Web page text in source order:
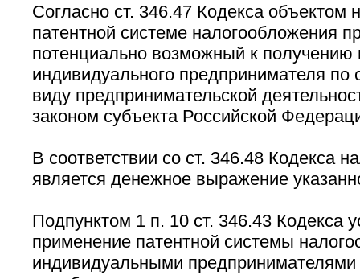
Согласно ст. 346.47 Кодекса объектом
патентной системе налогообложения
потенциально возможный к получению
индивидуального предпринимателя по
виду предпринимательской
законом субъекта Российской
В соответствии со ст. 346.48 Кодекса
является денежное выражение
Подпунктом 1 п. 10 ст. 346.43 Кодекса
применение патентной системы
индивидуальными предпринимателями